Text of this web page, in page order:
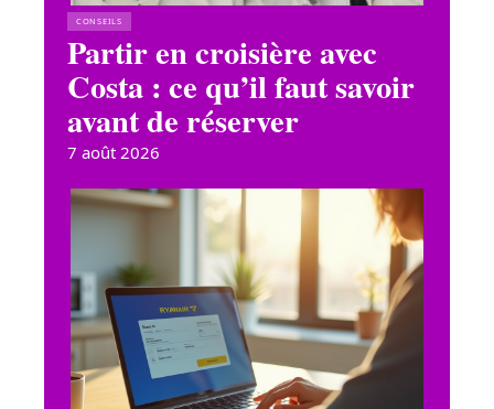
CONSEILS
Partir en croisière avec
Costa : ce qu’il faut savoir
avant de réserver
7 août 2026